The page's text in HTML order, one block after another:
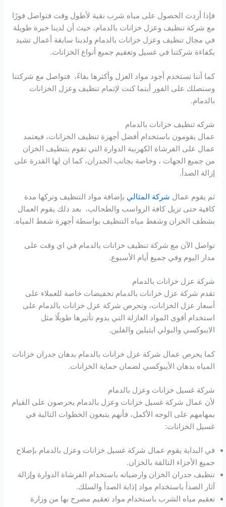
فإذا أردت الحصول على مياه شرب نقية لأطول وقت فتواصل فورًا
مع شركة تنظيف وعزل خزانات بالدمام، حيث أن لدينا خبرة طويلة
في مجال تنظيف وعزل خزانات بالدمام ولدينا سابقة أعمال تشيد
بكفاءة شركتنا في غسيل وتعقيم جميع أنواع الخزانات.
كما أننا نستخدم أجود مواد العزل وأكثرها بقاءً، فتواصل مع شركتنا
وسنصلك على الفور أينما كنت لإتمام تنظيف وعزل الخزانات
بالدمام.
شركه تنظيف خزانات بالدمام
عمال يقومون باستخدام أفضل أجهزة تنظيف الخزانات، فيعتمد
عمال على الفرشاة الكهربية الدوارة التي تقوم بتنظيف الخزان
من جميع الجهات ، وخاصة بجانب الجدران، كما ان لها القدرة على
إزالة الصدأ.
ثم يقوم عمال شركة المثالي بإضافة مواد التنظيف وتركها مدة
كافية حتى تزيل كافة الرواسب والطحالب، بعد ذلك يقوم العمال
بشطف الخزان وشفط مياه التنظيف بواسطة أجهزة شفط المياه.
تواصل الآن مع شركة تنظيف خزانات بالدمام في اي وقت على
مدار اليوم وفي جميع أيام الأسبوع.
شركة عزل خزانات بالدمام
تقدم شركة عزل خزانات بالدمام تخفيضات خاصة للعملاء على
أسعار عزل الخزانات، وتحرص شركة عزل خزانات بالدمام على
استخدام أقوى المواد العازلة التي يدوم تأثيرها طويلًا مثل
الايبوكسي والبولي ايثيلين والفلين.
كما يحرص عمال شركة عزل خزانات بالدمام بدهان جدران خزانات
المياه بدهان الأيبوكسي لضمان حماية الخزانات.
شركة غسيل خزانات وعزل بالدمام
لأن عمال شركة غسيل خزانات وعزل بالدمام يحرصون على القيام
بمهامهم على الوجه الأكمل، فأنهم يتبعون الخطوات التالية في
غسيل الخزانات:
في البداية يقوم عمال شركة غسيل خزانات وعزل بالدمام بإصلاح
جميع الأجزاء التالفة بالخزان.
تنظيف جدران الخزان وارضياته باستخدام الفرشاة الدوارة وإزالة
آثار الصدأ باستخدام مواد إذابة الصدأ والسلك.
تعقيم مياه الشرب باستخدام مواد تعقيم مصرح بها من وزارة